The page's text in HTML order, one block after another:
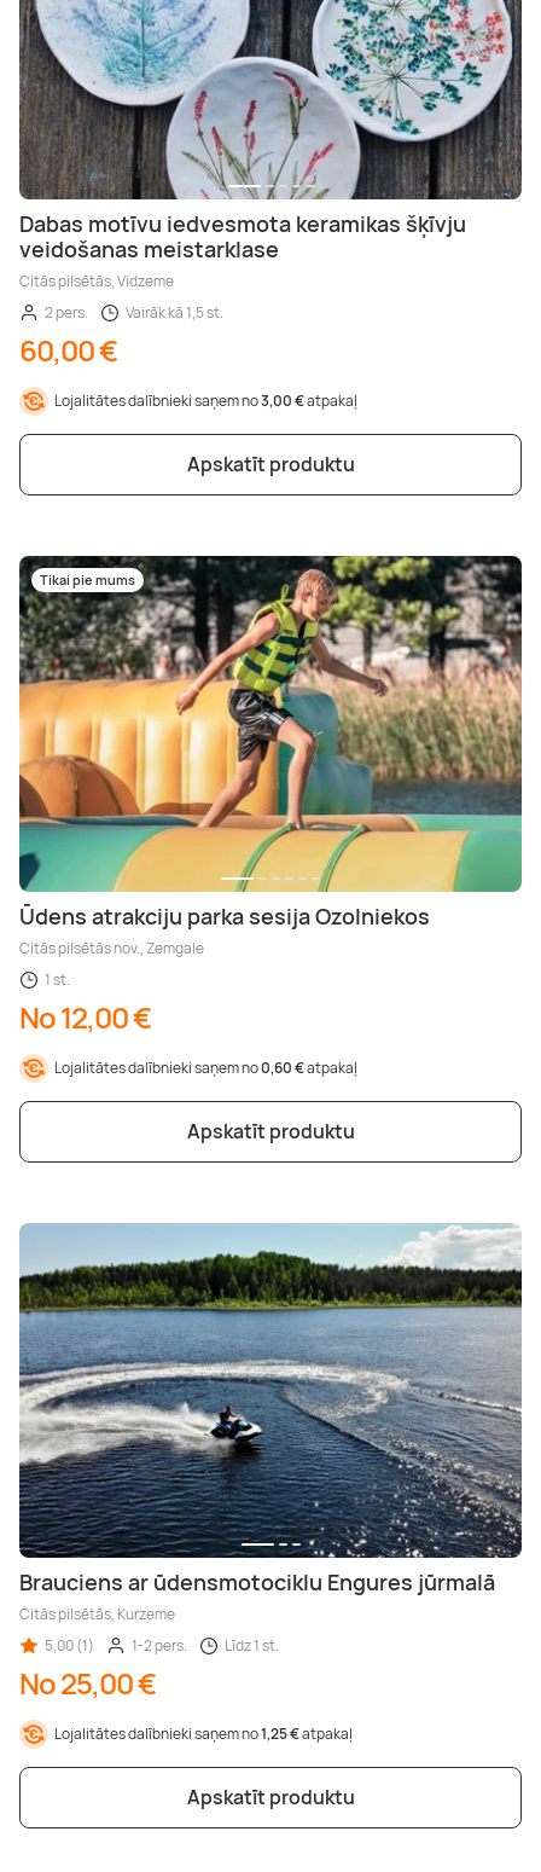
Dabas motīvu iedvesmota keramikas šķīvju
veidošanas meistarklase
Citās pilsētās, Vidzeme
2 pers.
Vairāk kā 1,5 st.
60,00 €
Lojalitātes dalībnieki saņem no3,00 €atpakaļ
Apskatīt produktu
Tikai pie mums
Ūdens atrakciju parka sesija Ozolniekos
Citās pilsētās nov., Zemgale
1 st.
No 12,00 €
Lojalitātes dalībnieki saņem no0,60 €atpakaļ
Apskatīt produktu
Brauciens ar ūdensmotociklu Engures jūrmalā
Citās pilsētās, Kurzeme
5,00 (1)
1-2 pers. Līdz 1 st.
No 25,00 €
Lojalitātes dalībnieki saņem no1,25 €atpakaļ
Apskatīt produktu